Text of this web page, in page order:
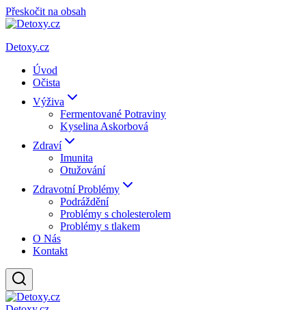
Přeskočit na obsah
Detoxy.cz
Úvod
Očista
Výživa
Fermentované Potraviny
Kyselina Askorbová
Zdraví
Imunita
Otužování
Zdravotní Problémy
Podráždění
Problémy s cholesterolem
Problémy s tlakem
O Nás
Kontakt